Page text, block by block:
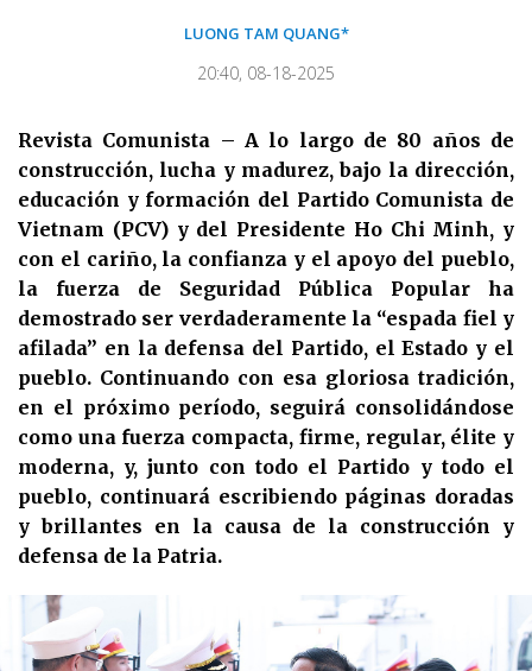
LUONG TAM QUANG*
20:40, 08-18-2025
Revista Comunista – A lo largo de 80 años de
construcción, lucha y madurez, bajo la dirección,
educación y formación del Partido Comunista de
Vietnam (PCV) y del Presidente Ho Chi Minh, y
con el cariño, la confianza y el apoyo del pueblo,
la fuerza de Seguridad Pública Popular ha
demostrado ser verdaderamente la “espada fiel y
afilada” en la defensa del Partido, el Estado y el
pueblo. Continuando con esa gloriosa tradición,
en el próximo período, seguirá consolidándose
como una fuerza compacta, firme, regular, élite y
moderna, y, junto con todo el Partido y todo el
pueblo, continuará escribiendo páginas doradas
y brillantes en la causa de la construcción y
defensa de la Patria.